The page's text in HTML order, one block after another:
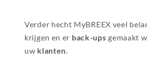
Verder hecht MyBREEX veel
krijgen en er back-ups gemaakt
uw klanten.